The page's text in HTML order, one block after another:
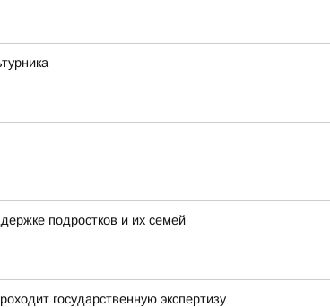
подростков и их семей
государственную экспертизу